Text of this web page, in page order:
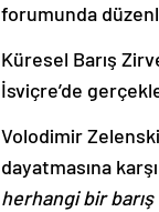
forumunda
Küresel Barış
İsviçre’de
Volodimir
dayatmasına
herhangi bir